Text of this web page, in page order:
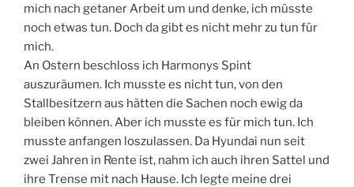
mich nach getaner Arbeit um und denke, ich müsste
noch etwas tun. Doch da gibt es nicht mehr zu tun für
mich.
An Ostern beschloss ich Harmonys Spint
auszuräumen. Ich musste es nicht tun, von den
Stallbesitzern aus hätten die Sachen noch ewig da
bleiben können. Aber ich musste es für mich tun. Ich
musste anfangen loszulassen. Da Hyundai nun seit
zwei Jahren in Rente ist, nahm ich auch ihren Sattel und
ihre Trense mit nach Hause. Ich legte meine drei